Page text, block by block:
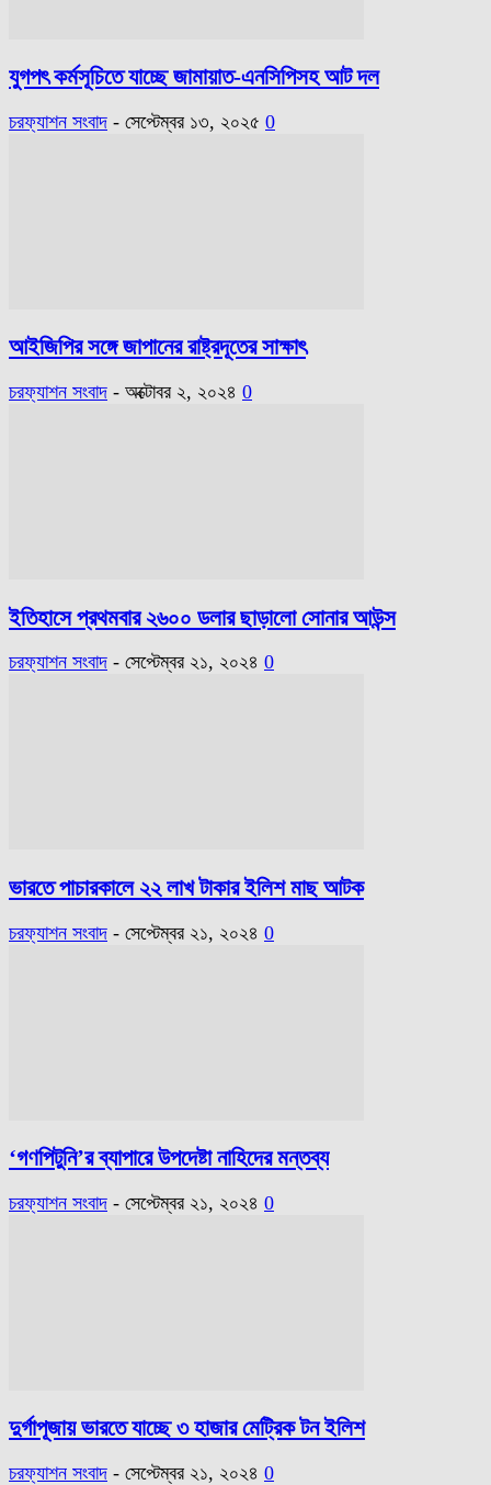
যুগপৎ কর্মসূচিতে যাচ্ছে জামায়াত-এনসিপিসহ আট দল
চরফ্যাশন সংবাদ - সেপ্টেম্বর ১৩, ২০২৫ 0
আইজিপির সঙ্গে জাপানের রাষ্ট্রদূতের সাক্ষাৎ
চরফ্যাশন সংবাদ - অক্টোবর ২, ২০২৪ 0
ইতিহাসে প্রথমবার ২৬০০ ডলার ছাড়ালো সোনার আউন্স
চরফ্যাশন সংবাদ - সেপ্টেম্বর ২১, ২০২৪ 0
ভারতে পাচারকালে ২২ লাখ টাকার ইলিশ মাছ আটক
চরফ্যাশন সংবাদ - সেপ্টেম্বর ২১, ২০২৪ 0
‘গণপিটুনি’র ব্যাপারে উপদেষ্টা নাহিদের মন্তব্য
চরফ্যাশন সংবাদ - সেপ্টেম্বর ২১, ২০২৪ 0
দুর্গাপূজায় ভারতে যাচ্ছে ৩ হাজার মেট্রিক টন ইলিশ
চরফ্যাশন সংবাদ - সেপ্টেম্বর ২১, ২০২৪ 0